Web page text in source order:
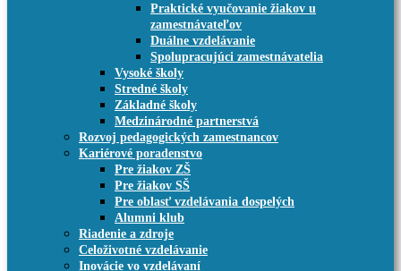
Praktické vyučovanie žiakov u
zamestnávateľov
Duálne vzdelávanie
Spolupracujúci zamestnávatelia
Vysoké školy
Stredné školy
Základné školy
Medzinárodné partnerstvá
Rozvoj pedagogických zamestnancov
Kariérové poradenstvo
Pre žiakov ZŠ
Pre žiakov SŠ
Pre oblasť vzdelávania dospelých
Alumni klub
Riadenie a zdroje
Celoživotné vzdelávanie
Inovácie vo vzdelávaní